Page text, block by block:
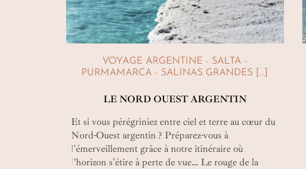
VOYAGE ARGENTINE - SALTA -
PURMAMARCA - SALINAS GRANDES […]
LE NORD OUEST ARGENTIN
Et si vous pérégriniez entre ciel et terre au cœur du
Nord-Ouest argentin ? Préparez-vous à
l'émerveillement grâce à notre itinéraire où
l’horizon s'étire à perte de vue… Le rouge de la